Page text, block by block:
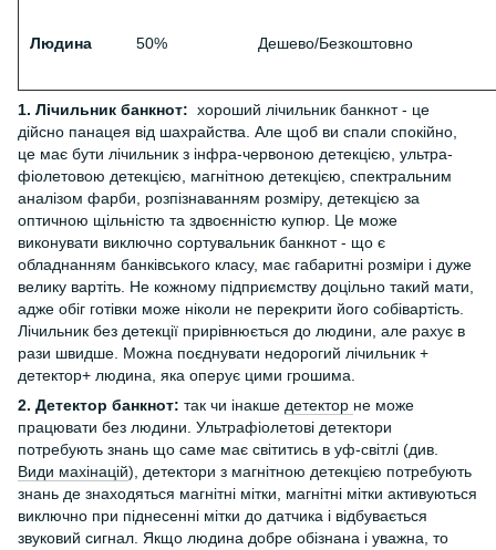
Людина 50% Дешево/Безкоштовно
1. Лічильник банкнот: хороший лічильник банкнот - це
дійсно панацея від шахрайства. Але щоб ви спали спокійно,
це має бути лічильник з інфра-червоною детекцією, ультра-
фіолетовою детекцією, магнітною детекцією, спектральним
аналізом фарби, розпізнаванням розміру, детекцією за
оптичною щільністю та здвоєнністю купюр. Це може
виконувати виключно сортувальник банкнот - що є
обладнанням банківського класу, має габаритні розміри і дуже
велику вартіть. Не кожному підприємству доцільно такий мати,
адже обіг готівки може ніколи не перекрити його собівартість.
Лічильник без детекції прирівнюється до людини, але рахує в
рази швидше. Можна поєднувати недорогий лічильник +
детектор+ людина, яка оперує цими грошима.
2. Детектор банкнот: так чи інакше детектор не може
працювати без людини. Ультрафіолетові детектори
потребують знань що саме має світитись в уф-світлі (див.
Види махінацій), детектори з магнітною детекцією потребують
знань де знаходяться магнітні мітки, магнітні мітки активуються
виключно при піднесенні мітки до датчика і відбувається
звуковий сигнал. Якщо людина добре обізнана і уважна, то